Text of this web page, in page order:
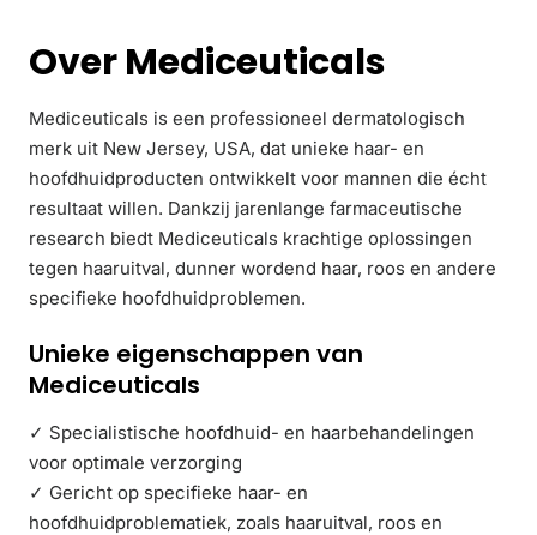
Over Mediceuticals
Mediceuticals is een professioneel dermatologisch
merk uit New Jersey, USA, dat unieke haar- en
hoofdhuidproducten ontwikkelt voor mannen die écht
resultaat willen. Dankzij jarenlange farmaceutische
research biedt Mediceuticals krachtige oplossingen
tegen haaruitval, dunner wordend haar, roos en andere
specifieke hoofdhuidproblemen.
Unieke eigenschappen van
Mediceuticals
✓ Specialistische hoofdhuid- en haarbehandelingen
voor optimale verzorging
✓ Gericht op specifieke haar- en
hoofdhuidproblematiek, zoals haaruitval, roos en